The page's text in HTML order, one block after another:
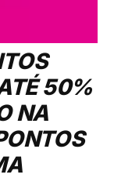
50%
NA